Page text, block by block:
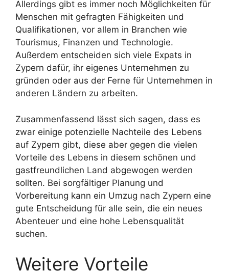
Allerdings gibt es immer noch Möglichkeiten für
Menschen mit gefragten Fähigkeiten und
Qualifikationen, vor allem in Branchen wie
Tourismus, Finanzen und Technologie.
Außerdem entscheiden sich viele Expats in
Zypern dafür, ihr eigenes Unternehmen zu
gründen oder aus der Ferne für Unternehmen in
anderen Ländern zu arbeiten.
Zusammenfassend lässt sich sagen, dass es
zwar einige potenzielle Nachteile des Lebens
auf Zypern gibt, diese aber gegen die vielen
Vorteile des Lebens in diesem schönen und
gastfreundlichen Land abgewogen werden
sollten. Bei sorgfältiger Planung und
Vorbereitung kann ein Umzug nach Zypern eine
gute Entscheidung für alle sein, die ein neues
Abenteuer und eine hohe Lebensqualität
suchen.
Weitere Vorteile